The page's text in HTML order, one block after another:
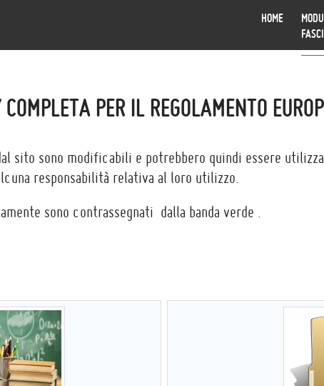
HOME
PER IL REGOLAMENTO
sito sono modificabili e potrebbero quindi essere
responsabilità relativa al loro utilizzo.
sono contrassegnati dalla banda verde